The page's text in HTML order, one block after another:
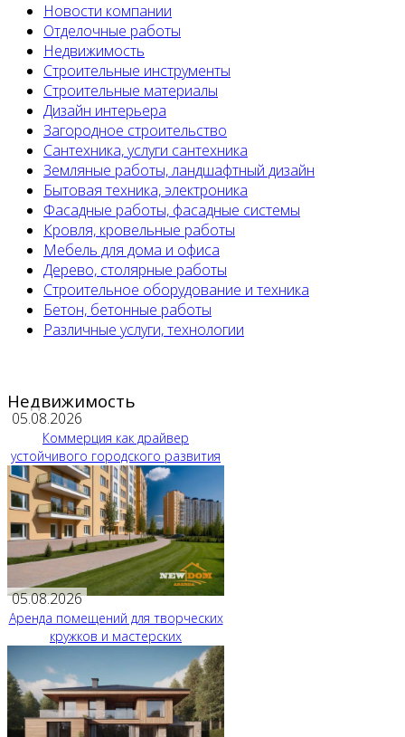
Новости компании
Отделочные работы
Недвижимость
Строительные инструменты
Строительные материалы
Дизайн интерьера
Загородное строительство
Сантехника, услуги сантехника
Земляные работы, ландшафтный дизайн
Бытовая техника, электроника
Фасадные работы, фасадные системы
Кровля, кровельные работы
Мебель для дома и офиса
Дерево, столярные работы
Строительное оборудование и техника
Бетон, бетонные работы
Различные услуги, технологии
Недвижимость
05.08.2026
Коммерция как драйвер
устойчивого городского развития
05.08.2026
Аренда помещений для творческих
кружков и мастерских